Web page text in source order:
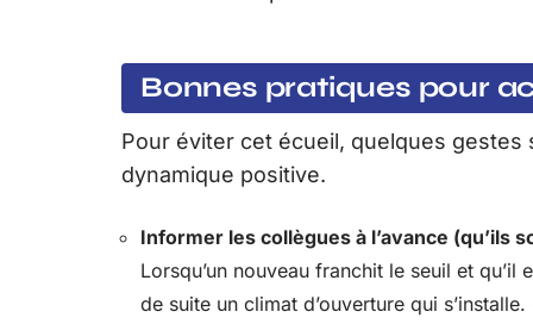
Bonnes pratiques pour
Pour éviter cet écueil, quelques
dynamique positive.
Informer les collègues à l’avance (qu’ils
Lorsqu’un nouveau franchit le seuil et
de suite un climat d’ouverture qui